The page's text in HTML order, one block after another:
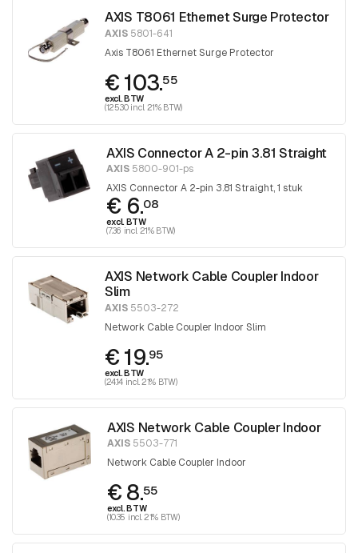
AXIS T8061 Ethernet Surge Protector
AXIS 5801-641
Axis T8061 Ethernet Surge Protector
€ 103.55
excl. BTW
(125.30 incl. 21% BTW)
AXIS Connector A 2-pin 3.81 Straight
AXIS 5800-901-ps
AXIS Connector A 2-pin 3.81 Straight, 1 stuk
€ 6.08
excl. BTW
(7.36 incl. 21% BTW)
AXIS Network Cable Coupler Indoor
Slim
AXIS 5503-272
Network Cable Coupler Indoor Slim
€ 19.95
excl. BTW
(24.14 incl. 21% BTW)
AXIS Network Cable Coupler Indoor
AXIS 5503-771
Network Cable Coupler Indoor
€ 8.55
excl. BTW
(10.35 incl. 21% BTW)